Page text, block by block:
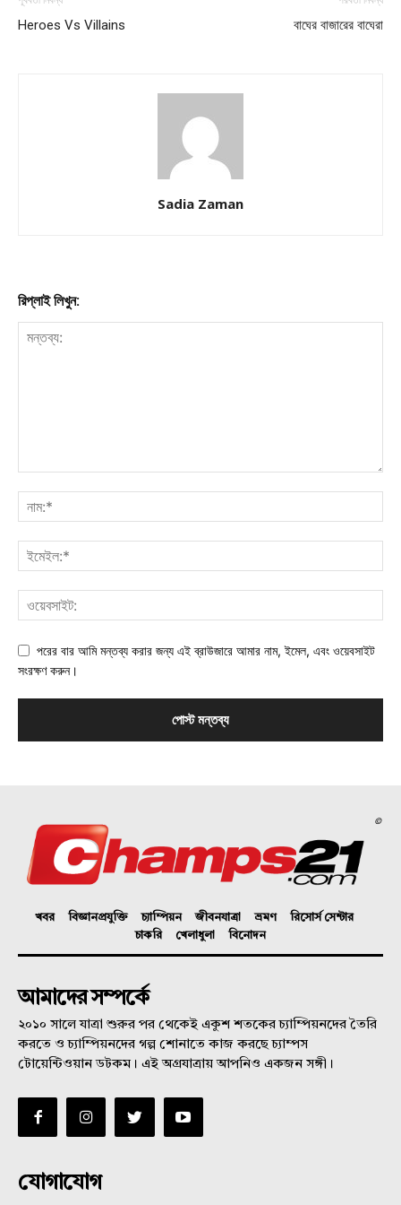
Heroes Vs Villains বাঘের বাজারের বাঘেরা
Sadia Zaman
রিপ্লাই লিখুন:
পরের বার আমি মন্তব্য করার জন্য এই ব্রাউজারে আমার নাম, ইমেল, এবং ওয়েবসাইট
সংরক্ষণ করুন।
©
খবর বিজ্ঞানপ্রযুক্তি চ্যাম্পিয়ন জীবনযাত্রা ভ্রমণ
রিসোর্স সেন্টার
চাকরি
খেলাধুলা বিনোদন
আমাদের সম্পর্কে
২০১০ সালে যাত্রা শুরুর পর থেকেই একুশ শতকের চ্যাম্পিয়নদের তৈরি
করতে ও চ্যাম্পিয়নদের গল্প শোনাতে কাজ করছে চ্যাম্পস
টোয়েন্টিওয়ান ডটকম। এই অগ্রযাত্রায় আপনিও একজন সঙ্গী।
যোগাযোগ